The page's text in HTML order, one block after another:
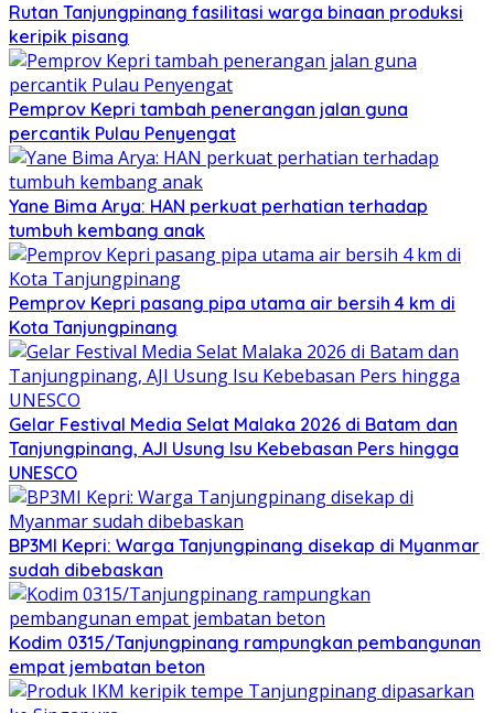
Rutan Tanjungpinang fasilitasi warga binaan produksi
keripik pisang
Pemprov Kepri tambah penerangan jalan guna
percantik Pulau Penyengat
Yane Bima Arya: HAN perkuat perhatian terhadap
tumbuh kembang anak
Pemprov Kepri pasang pipa utama air bersih 4 km di
Kota Tanjungpinang
Gelar Festival Media Selat Malaka 2026 di Batam dan
Tanjungpinang, AJI Usung Isu Kebebasan Pers hingga
UNESCO
BP3MI Kepri: Warga Tanjungpinang disekap di Myanmar
sudah dibebaskan
Kodim 0315/Tanjungpinang rampungkan pembangunan
empat jembatan beton